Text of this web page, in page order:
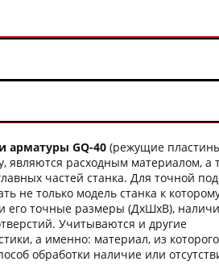
арматуры GQ-40 (режущие
являются расходным материалом, а
частей станка. Для точной
не только модель станка к
его точные размеры (ДхШхВ),
Учитываются и другие
а именно: материал, из которого
обработки наличие или